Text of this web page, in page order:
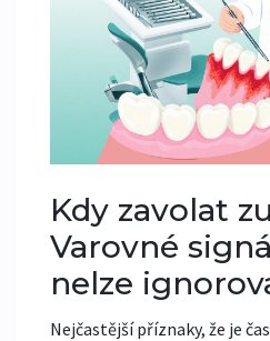
Kdy zavolat
Varovné
nelze
Nejčastější příznaky, že je